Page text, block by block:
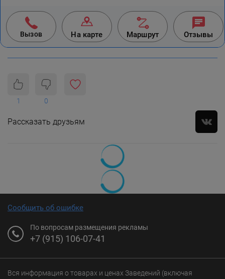
Вызов На карте Маршрут Отзывы
1 0
Рассказать друзьям
Сообщить об ошибке
По вопросам размещения рекламы
+7 (915) 106-07-41
Вся информация о товарах и ценах Заведений (включая